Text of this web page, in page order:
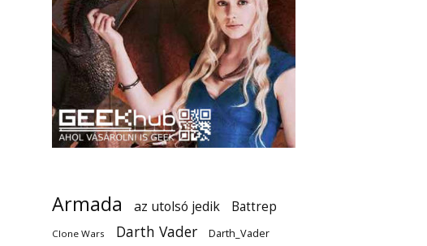
Armada az utolsó jedik Battrep
Clone Wars Darth Vader Darth_Vader